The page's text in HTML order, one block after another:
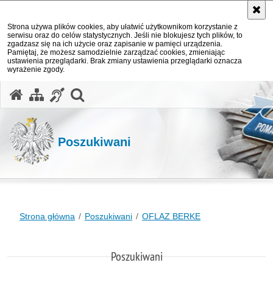
Strona używa plików cookies, aby ułatwić użytkownikom korzystanie z
serwisu oraz do celów statystycznych. Jeśli nie blokujesz tych plików, to
zgadzasz się na ich użycie oraz zapisanie w pamięci urządzenia.
Pamiętaj, że możesz samodzielnie zarządzać cookies, zmieniając
ustawienia przeglądarki. Brak zmiany ustawienia przeglądarki oznacza
wyrażenie zgody.
Poszukiwani
Strona główna Poszukiwani OFLAZ BERKE
Poszukiwani